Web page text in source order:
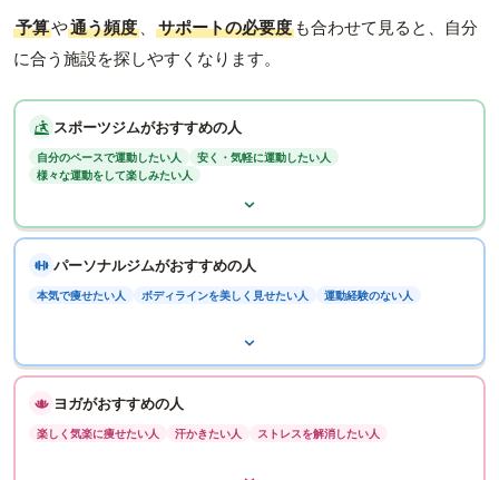
予算や通う頻度 、 サポートの必要度 も合わせて見ると、自分
に合う施設を探しやすくなります。
スポーツジムがおすすめの人
自分のペースで運動したい人
安く・気軽に運動したい人
様々な運動をして楽しみたい人
パーソナルジムがおすすめの人
本気で痩せたい人 ボディラインを美しく見せたい人 運動経験のない人
ヨガがおすすめの人
楽しく気楽に痩せたい人 汗かきたい人 ストレスを解消したい人